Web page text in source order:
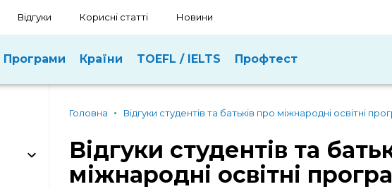
Відгуки Корисні статті Новини
Програми Країни TOEFL / IELTS Профтест
Головна Відгуки студентів та батьків про міжнародні освітні
Відгуки студентів та
міжнародні освітні